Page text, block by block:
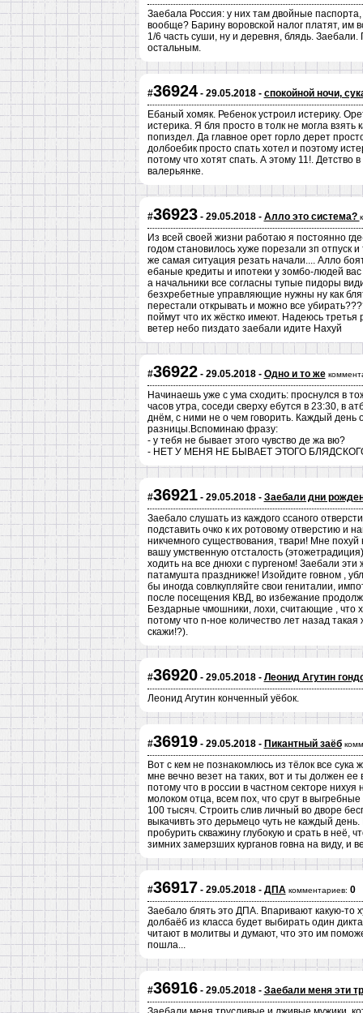
Заебала Россия: у них там двойные
вообще? Барину воровской налог платят, им
1/6 часть суши, ну и деревня, блядь.
остальным.
#36924- 29.05.2018 - спокойной ночи,
Ебаный хомяк. Ребенок устроил истерику.
истерика. Я бля просто в толк не могла взять
попиздел. Да главное орет горло дерет
долбоебик просто спать хотел и поэтому
потому что хотят спать. А этому 11!. Детство
валерьянке.
#36923- 29.05.2018 - Алло это система?
Из всей своей жизни работаю я постоянно
годом становилось хуже порезали зп отпуск
же самая ситуация резать начали.... Алло
ебаные кредиты и ипотеки у зомбо-людей
а начальники все согласны тупые пидоры
безхребетные управляющие нужны ну как
перестали открывать и можно все
поймут что их жёстко имеют. Надеюсь третья
ветер небо пиздато заебали идите Нахуй
#36922- 29.05.2018 - Одно и то же
Начинаешь уже с ума сходить: проснулся в
часов утра, соседи сверху ебутся в 23:30, в
днём, с ними не о чем говорить. Каждый день
разницы.Вспоминаю фразу:
- у тебя не бывает этого чувство де жа вю?
- НЕТ У МЕНЯ НЕ БЫВАЕТ ЭТОГО
#36921- 29.05.2018 - Заебали дни
Заебало слушать из каждого ссаного
подставить очко к их ротовому отверстию и
никчемного существования, твари! Мне
вашу умственную отсталость
ходить на все днюхи с пургеном! Заебали
патамушта праздникже! Изойдите говном ,
бы иногда совлкупляйте свои гениталии,
после посещения КВД, во избежание
Бездарные чмошники, лохи, считающие , что
потому что n-ное количество лет назад
скажи!?).
#36920- 29.05.2018 - Леонид Агутин
Леонид Агутин конченный уёбок.
#36919- 29.05.2018 - Пикантный заёб
Вот с кем не познакомлюсь из тёлок все сука
мне вечно везет на таких, вот и ты должен ее
потому что в россии в частном секторе
молоком отца, всем пох, что срут в
100 тысяч. Строить слив личный во дворе
выкачивть это дерьмецо чуть не каждый
пробурить скважину глубокую и срать в неё,
зимних замерзших курганов говна на виду, и
#36917 - 29.05.2018 - ДПА комментариев: 0
Заебало блять это ДПА. Впаривают какую-то
долбаёб из класса будет выбирать один
читают в молитвы и думают, что это им
пошла...
#36916- 29.05.2018 - Заебали меня эти